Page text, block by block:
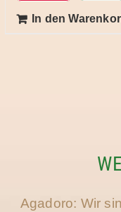
war:
In den
Agadoro: Wir